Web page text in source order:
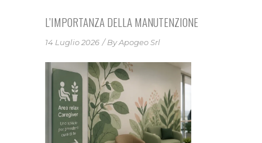
L’IMPORTANZA DELLA MANUTENZIONE
14 Luglio 2026 ByApogeo Srl